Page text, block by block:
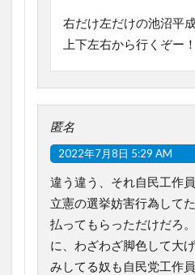
右だけ左だけの池沼平
上下左右から行くぞー
匿名
2022年7月8日 5:29 AM
違う違う、それ自民工作
立憲の選挙妨害行為して
払ってもらっただけだろ
に、わざわざ脚色して大
みしてる奴も自民党工作